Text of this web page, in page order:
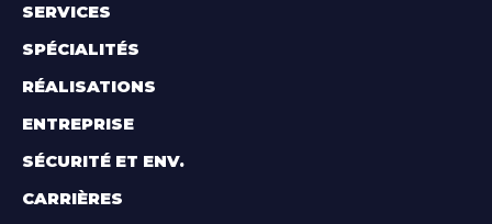
SERVICES
SPÉCIALITÉS
RÉALISATIONS
ENTREPRISE
SÉCURITÉ ET ENV.
CARRIÈRES